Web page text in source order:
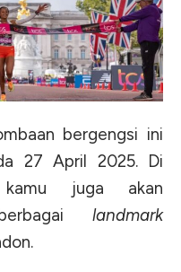
bergengsi ini
27 April 2025. Di
kamu juga akan
landmark